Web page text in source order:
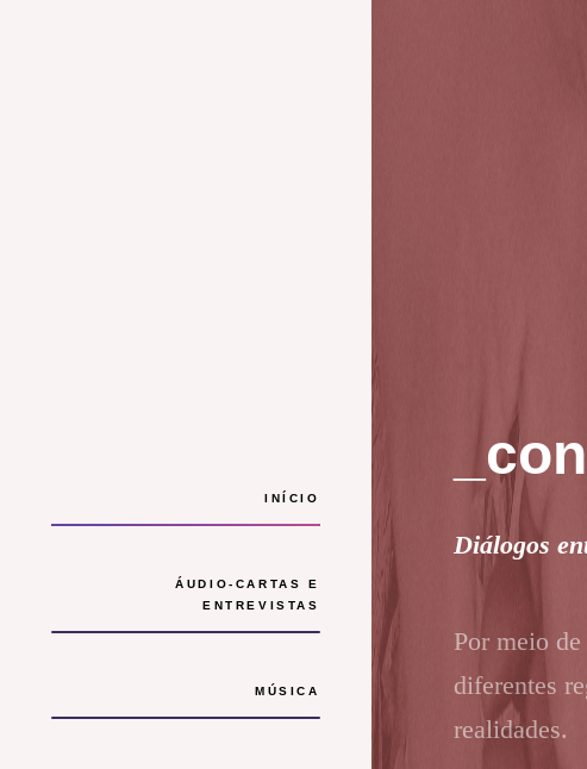
INÍCIO
ÁUDIO-CARTAS E
ENTREVISTAS
MÚSICA
Diálogos
Por meio
diferentes
realidades.